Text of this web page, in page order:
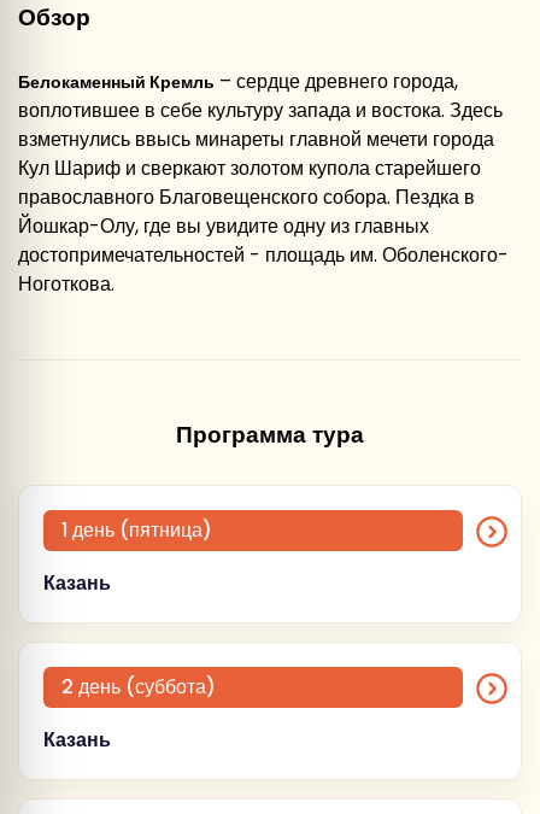
Обзор
Белокаменный Кремль – сердце древнего города,
воплотившее в себе культуру запада и востока. Здесь
взметнулись ввысь минареты главной мечети города
Кул Шариф и сверкают золотом купола старейшего
православного Благовещенского собора. Пездка в
Йошкар-Олу, где вы увидите одну из главных
достопримечательностей - площадь им. Оболенского-
Ноготкова.
Программа тура
1 день (пятница)
Казань
гостиницу.
2 день (суббота)
Казань